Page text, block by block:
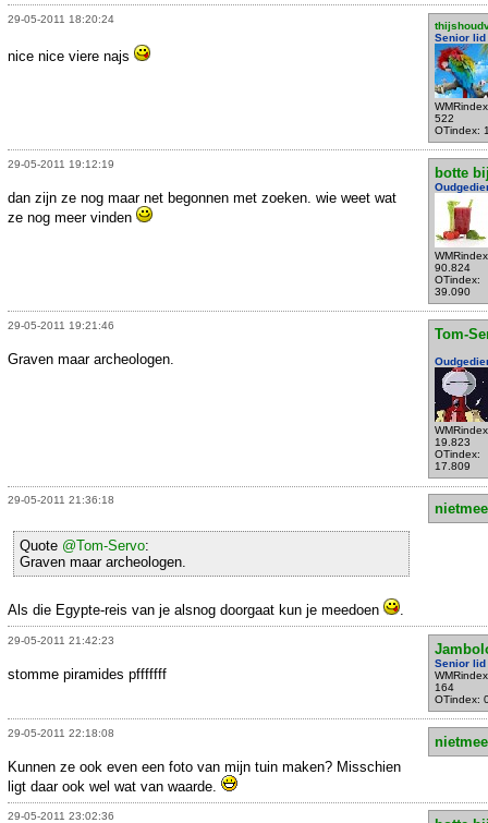
29-05-2011 18:20:24
Senior lid
522
OTindex:
nice nice viere najs
29-05-2011 19:12:19
botte
90.824
OTindex:
39.090
dan zijn ze nog maar net begonnen met zoeken. wie weet wat
ze nog meer vinden
29-05-2011 19:21:46
Tom-
19.823
OTindex:
17.809
Graven maar archeologen.
29-05-2011 21:36:18
Quote @Tom-Servo:
Graven maar archeologen.
Als die Egypte-reis van je alsnog doorgaat kun je meedoen .
29-05-2011 21:42:23
Senior lid
164
OTindex:
stomme piramides pfffffff
29-05-2011 22:18:08
Kunnen ze ook even een foto van mijn tuin maken? Misschien
ligt daar ook wel wat van waarde.
29-05-2011 23:02:36